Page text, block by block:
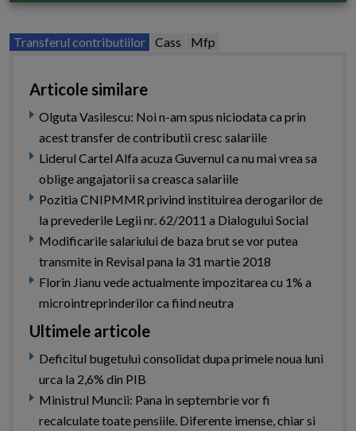
Transferul contributiilor Cass Mfp
Articole similare
Olguta Vasilescu: Noi n-am spus niciodata ca prin
acest transfer de contributii cresc salariile
Liderul Cartel Alfa acuza Guvernul ca nu mai vrea sa
oblige angajatorii sa creasca salariile
Pozitia CNIPMMR privind instituirea derogarilor de
la prevederile Legii nr. 62/2011 a Dialogului Social
Modificarile salariului de baza brut se vor putea
transmite in Revisal pana la 31 martie 2018
Florin Jianu vede actualmente impozitarea cu 1% a
microintreprinderilor ca fiind neutra
Ultimele articole
Deficitul bugetului consolidat dupa primele noua luni
urca la 2,6% din PIB
Ministrul Muncii: Pana in septembrie vor fi
recalculate toate pensiile. Diferente imense, chiar si